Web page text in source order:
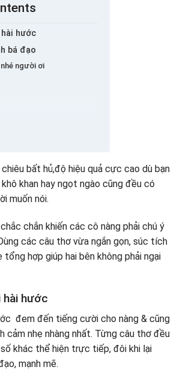
hước
bá đạo
nhé người ơi
ấy
cho tên Quỳnh
Hà
nàng có tên Huyền
Phương Anh
nàng tên Hằng
Duyên hay
em Vy
Hương
Hiền
thơ hay đốn gục tim Nhung
dùng thơ nào tỏ tình?
gọn theo hóa học
chiêu bất hủ,độ hiệu quả cực cao dù bạn
khô khan hay ngọt ngào cũng đều có
muốn nói.
chắn khiến các cô nàng phải chú ý
các câu thơ vừa ngắn gọn, súc tích
hợp giúp hai bên không phải ngại
hài hước
đem đến tiếng cười cho nàng & cũng
cảm nhẹ nhàng nhất. Từng câu thơ đều
khác thể hiện trực tiếp, đôi khi lại
mạnh mẽ.